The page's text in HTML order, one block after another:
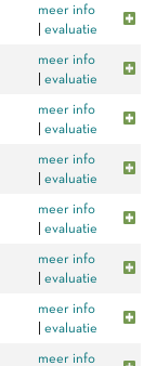
meer info
evaluatie
meer info
evaluatie
meer info
evaluatie
meer info
evaluatie
meer info
evaluatie
meer info
evaluatie
meer info
evaluatie
meer info